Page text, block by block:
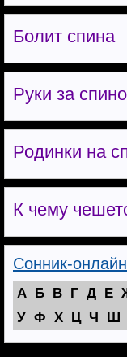
Болит спина
Руки за
Родинки на
К чему
Сонник-
А Б В Г Д Е
У Ф Х Ц Ч Ш